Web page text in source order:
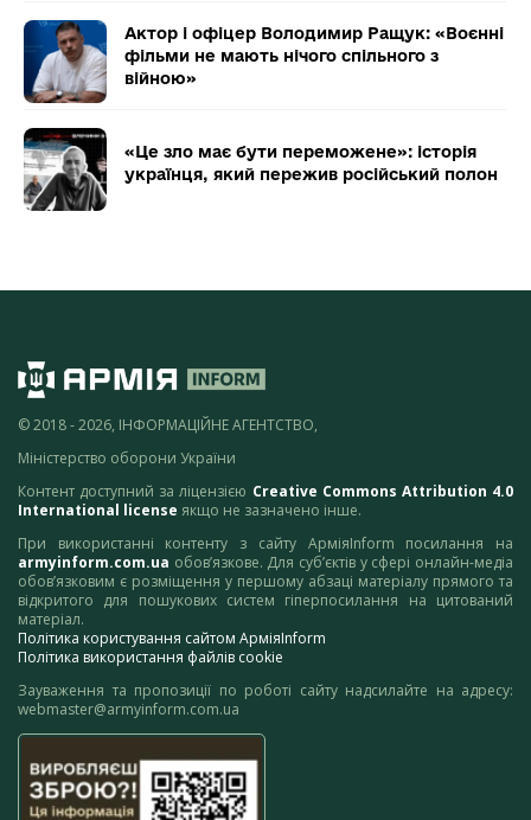
Актор і офіцер Володимир Ращук: «Воєнні
фільми не мають нічого спільного з
війною»
«Це зло має бути переможене»: історія
українця, який пережив російський полон
© 2018 - 2026, ІНФОРМАЦІЙНЕ АГЕНТСТВО,
Міністерство оборони України
Контент доступний за ліцензією Creative Commons Attribution 4.0
International license якщо не зазначено інше.
При використанні контенту з сайту АрміяInform посилання на
armyinform.com.ua обов’язкове. Для суб’єктів у сфері онлайн-медіа
обов’язковим є розміщення у першому абзаці матеріалу прямого та
відкритого для пошукових систем гіперпосилання на цитований
матеріал.
Політика користування сайтом АрміяInform
Політика використання файлів cookie
Зауваження та пропозиції по роботі сайту надсилайте на адресу:
webmaster@armyinform.com.ua